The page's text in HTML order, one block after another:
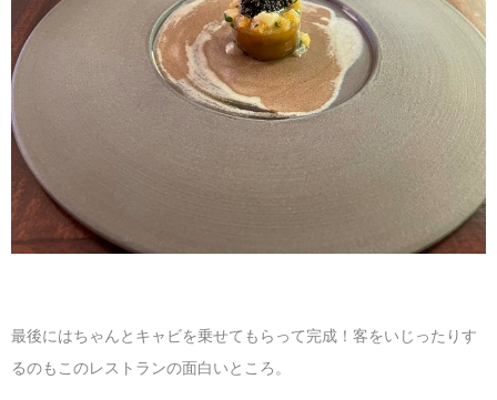
最後にはちゃんとキャビを乗せてもらって完成！客をいじったりす
るのもこのレストランの面白いところ。